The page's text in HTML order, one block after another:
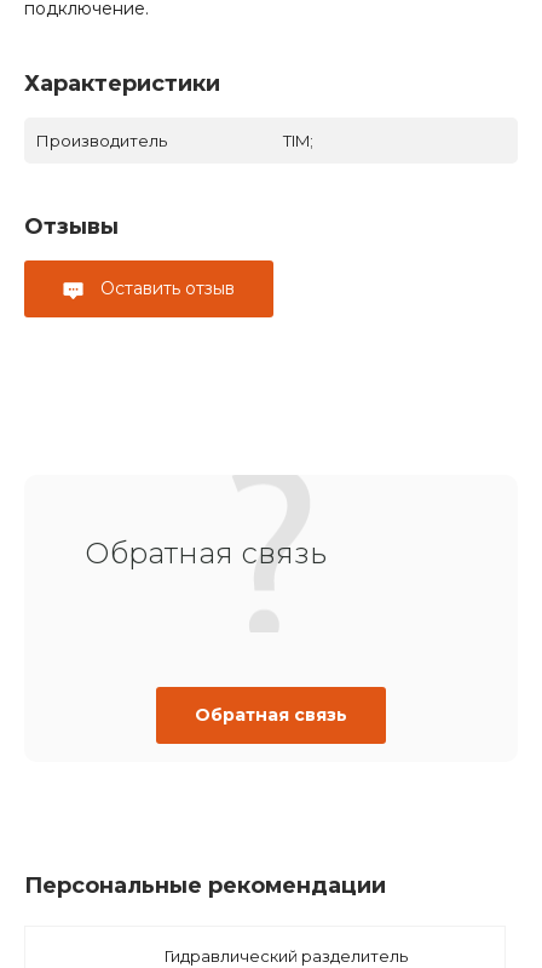
подключение.
Характеристики
Производитель TIM;
Отзывы
Оставить отзыв
Обратная связь
Обратная связь
Персональные рекомендации
Гидравлический разделитель